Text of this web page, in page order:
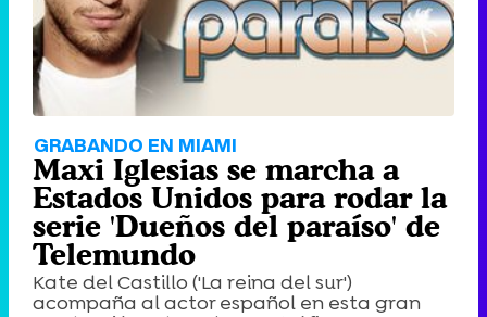
GRABANDO EN MIAMI
Maxi Iglesias se marcha a
Estados Unidos para rodar la
serie 'Dueños del paraíso' de
Telemundo
Kate del Castillo ('La reina del sur')
acompaña al actor español en esta gran